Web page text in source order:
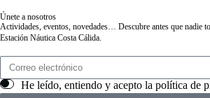
Únete a nosotros
Actividades, eventos, novedades… Descubre antes que nadie
Estación Náutica Costa Cálida.
He leído, entiendo y acepto la política de